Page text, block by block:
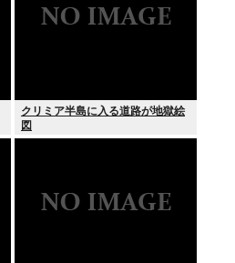
クリミア半島に入る道路が地獄絵
図